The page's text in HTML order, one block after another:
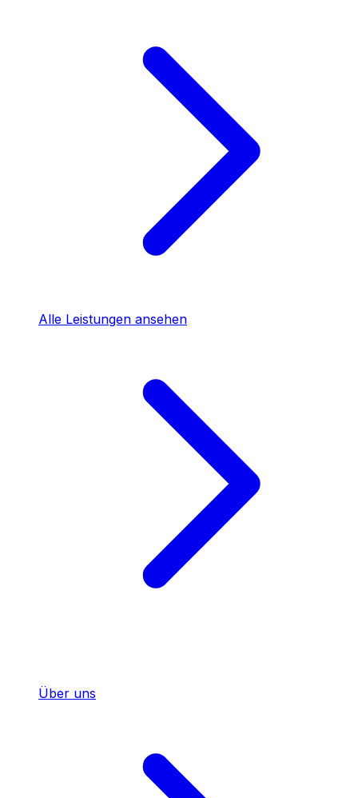
Alle Leistungen ansehen
Über uns